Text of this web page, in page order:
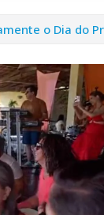
o Dia do